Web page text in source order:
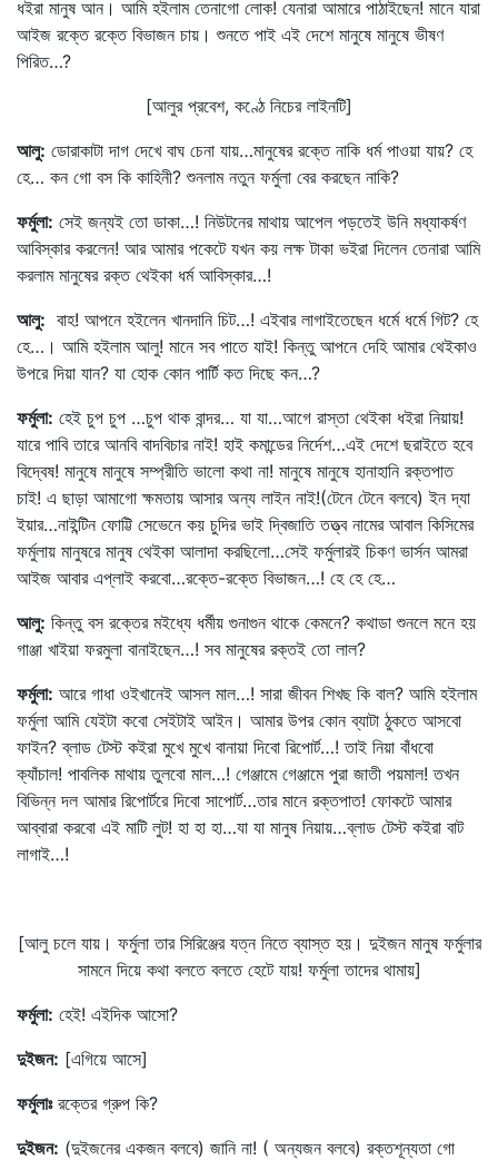
ধইরা মানুষ আন। আমি হইলাম তেনাগো লোক! যেনারা আমারে পাঠাইছেন! মানে যারা
আইজ রক্তে রক্তে বিভাজন চায়। শুনতে পাই এই দেশে মানুষে মানুষে ভীষণ
পিরিত…?
[আলুর প্রবেশ, কণ্ঠে নিচের লাইনটি]
আলু: ডোরাকাটা দাগ দেখে বাঘ চেনা যায়…মানুষের রক্তে নাকি ধর্ম পাওয়া যায়? হে
হে… কন গো বস কি কাহিনী? শুনলাম নতুন ফর্মুলা বের করছেন নাকি?
ফর্মুলা: সেই জন্যই তো ডাকা…! নিউটনের মাথায় আপেল পড়তেই উনি মধ্যাকর্ষণ
আবিস্কার করলেন! আর আমার পকেটে যখন কয় লক্ষ টাকা ভইরা দিলেন তেনারা আমি
করলাম মানুষের রক্ত থেইকা ধর্ম আবিস্কার…!
আলু: বাহ! আপনে হইলেন খানদানি চিট…! এইবার লাগাইতেছেন ধর্মে ধর্মে গিট? হে
হে…। আমি হইলাম আলু! মানে সব পাতে যাই! কিন্তু আপনে দেহি আমার থেইকাও
উপরে দিয়া যান? যা হোক কোন পার্টি কত দিছে কন…?
ফর্মুলা: হেই চুপ চুপ …চুপ থাক বান্দর… যা যা…আগে রাস্তা থেইকা ধইরা নিয়ায়!
যারে পাবি তারে আনবি বাদবিচার নাই! হাই কমান্ডের নির্দেশ…এই দেশে ছরাইতে হবে
বিদ্বেষ! মানুষে মানুষে সম্প্রীতি ভালো কথা না! মানুষে মানুষে হানাহানি রক্তপাত
চাই! এ ছাড়া আমাগো ক্ষমতায় আসার অন্য লাইন নাই!(টেনে টেনে বলবে) ইন দ্যা
ইয়ার…নাইন্টিন ফোট্টি সেভেনে কয় চুদির ভাই দ্বিজাতি তত্ত্ব নামের আবাল কিসিমের
ফর্মুলায় মানুষরে মানুষ থেইকা আলাদা করছিলো…সেই ফর্মুলারই চিকণ ভার্সন আমরা
আইজ আবার এপ্লাই করবো…রক্তে-রক্তে বিভাজন…! হে হে হে…
আলু: কিন্তু বস রক্তের মইধ্যে ধর্মীয় গুনাগুন থাকে কেমনে? কথাডা শুনলে মনে হয়
গাঞ্জা খাইয়া ফরমুলা বানাইছেন…! সব মানুষের রক্তই তো লাল?
ফর্মুলা: আরে গাধা ওইখানেই আসল মাল…! সারা জীবন শিখছ কি বাল? আমি হইলাম
ফর্মুলা আমি যেইটা কবো সেইটাই আইন। আমার উপর কোন ব্যাটা ঠুকতে আসবো
ফাইন? ব্লাড টেস্ট কইরা মুখে মুখে বানায়া দিবো রিপোর্ট…! তাই নিয়া বাঁধবো
ক্যাঁচাল! পাবলিক মাথায় তুলবো মাল…! গেঞ্জামে গেঞ্জামে পুরা জাতী পয়মাল! তখন
বিভিন্ন দল আমার রিপোর্টরে দিবো সাপোর্ট…তার মানে রক্তপাত! ফোকটে আমার
আব্বারা করবো এই মাটি লুট! হা হা হা…যা যা মানুষ নিয়ায়…ব্লাড টেস্ট কইরা বাট
লাগাই…!
[আলু চলে যায়। ফর্মুলা তার সিরিঞ্জের যত্ন নিতে ব্যাস্ত হয়। দুইজন মানুষ ফর্মুলার
সামনে দিয়ে কথা বলতে বলতে হেটে যায়! ফর্মুলা তাদের থামায়]
ফর্মুলা: হেই! এইদিক আসো?
দুইজন: [এগিয়ে আসে]
ফর্মুলাঃরক্তের গ্রুপ কি?
দুইজন: (দুইজনের একজন বলবে) জানি না! ( অন্যজন বলবে) রক্তশূন্যতা গো